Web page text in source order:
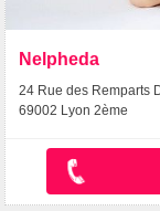
Nelpheda
24 Rue des Remparts
69002 Lyon 2ème